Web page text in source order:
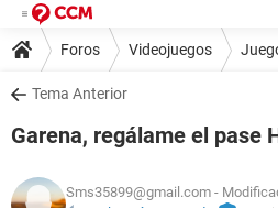
Foros Videojuegos
Tema Anterior
Garena, regálame el pase
Sms35899@gmail.com -